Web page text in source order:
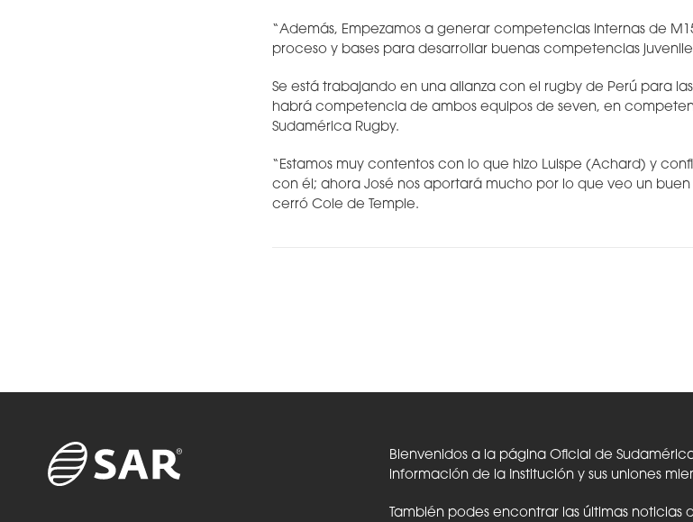
“Además, Empezamos a generar competencias internas de
proceso y bases para desarrollar buenas competencias
Se está trabajando en una alianza con el rugby de Perú para
habrá competencia de ambos equipos de seven, en
Sudamérica Rugby.
“Estamos muy contentos con lo que hizo Luispe (Achard) y
con él; ahora José nos aportará mucho por lo que veo un
cerró Cole de Temple.
Bienvenidos a la página Oficial de
información de la Institución y sus uniones
También podes encontrar las últimas noticias